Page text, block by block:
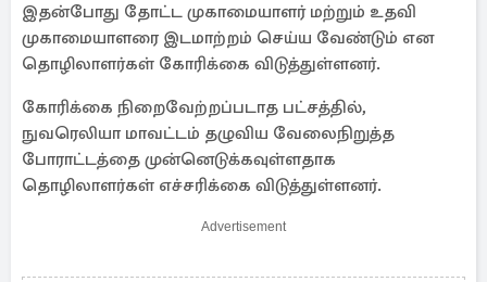
இதன்போது தோட்ட முகாமையாளர் மற்றும் உதவி
முகாமையாளரை இடமாற்றம் செய்ய வேண்டும் என
தொழிலாளர்கள் கோரிக்கை விடுத்துள்ளனர்.
கோரிக்கை நிறைவேற்றப்படாத பட்சத்தில்,
நுவரெலியா மாவட்டம் தழுவிய வேலைநிறுத்த
போராட்டத்தை முன்னெடுக்கவுள்ளதாக
தொழிலாளர்கள் எச்சரிக்கை விடுத்துள்ளனர்.
Advertisement